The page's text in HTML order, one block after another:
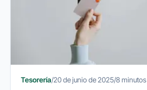
Tesorería/20 de junio de 2025/8 minutos